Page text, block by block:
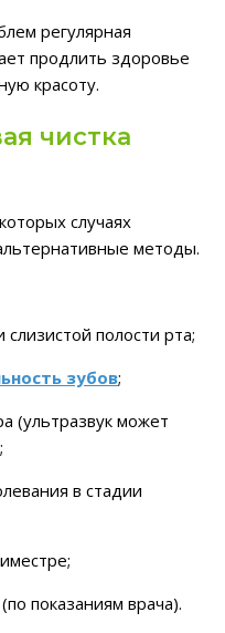
регулярная
продлить здоровье
красоту.
чистка
случаях
методы.
полости рта;
зубов;
(ультразвук может
в стадии
показаниям врача).